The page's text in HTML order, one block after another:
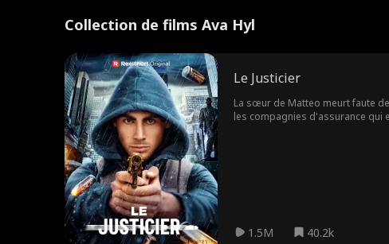
Collection de films Ava Hyl
Le Justicier
La sœur de Matteo meurt faute
les compagnies d'assurance qui
1.5M 40.2k